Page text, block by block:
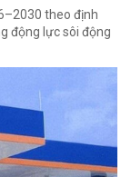
theo định
động lực sôi động